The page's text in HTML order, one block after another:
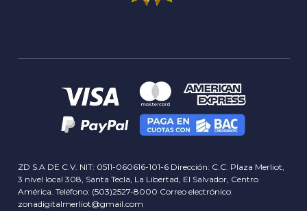
ZD S.A DE C.V. NIT: 0511-060616-101-6 Dirección: C.C. Plaza Merliot,
3 nivel local 308, Santa Tecla, La Libertad, El Salvador, Centro
América. Teléfono: (503)2527-8000 Correo electrónico:
zonadigitalmerliot@gmail.com